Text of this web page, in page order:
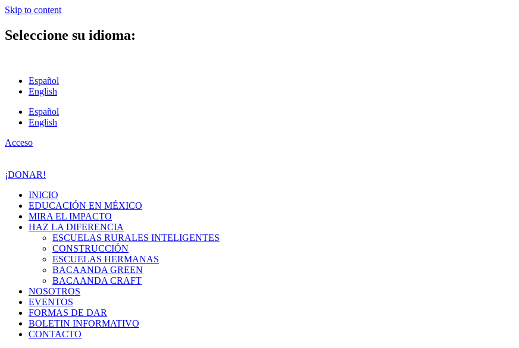
Skip to content
Seleccione su idioma:
Español
English
Español
English
Acceso
¡DONAR!
INICIO
EDUCACIÓN EN MÉXICO
MIRA EL IMPACTO
HAZ LA DIFERENCIA
ESCUELAS RURALES INTELIGENTES
CONSTRUCCIÓN
ESCUELAS HERMANAS
BACAANDA GREEN
BACAANDA CRAFT
NOSOTROS
EVENTOS
FORMAS DE DAR
BOLETIN INFORMATIVO
CONTACTO